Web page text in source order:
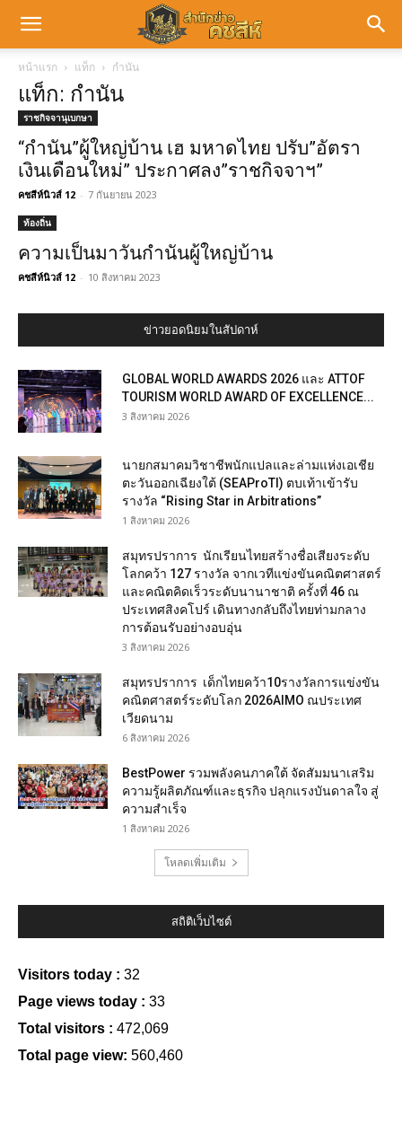
หน้าแรก แท็ก กำนัน
แท็ก: กำนัน
ราชกิจจานุเบกษา
“กำนัน”ผู้ใหญ่บ้าน เฮ มหาดไทย ปรับ”อัตรา
เงินเดือนใหม่” ประกาศลง”ราชกิจจาฯ”
คชสีห์นิวส์ 12 - 7 กันยายน 2023
ท้องถิ่น
ความเป็นมาวันกำนันผู้ใหญ่บ้าน
คชสีห์นิวส์ 12 - 10 สิงหาคม 2023
ข่าวยอดนิยมในสัปดาห์
GLOBAL WORLD AWARDS 2026 และ ATTOF
TOURISM WORLD AWARD OF EXCELLENCE...
3 สิงหาคม 2026
นายกสมาคมวิชาชีพนักแปลและล่ามแห่งเอเชีย
ตะวันออกเฉียงใต้ (SEAProTI) ตบเท้าเข้ารับ
รางวัล “Rising Star in Arbitrations”
1 สิงหาคม 2026
สมุทรปราการ นักเรียนไทยสร้างชื่อเสียงระดับ
โลกคว้า 127 รางวัล จากเวทีแข่งขันคณิตศาสตร์
และคณิตคิดเร็วระดับนานาชาติ ครั้งที่ 46 ณ
ประเทศสิงคโปร์ เดินทางกลับถึงไทยท่ามกลาง
การต้อนรับอย่างอบอุ่น
3 สิงหาคม 2026
สมุทรปราการ เด็กไทยคว้า10รางวัลการแข่งขัน
คณิตศาสตร์ระดับโลก 2026AIMO ณประเทศ
เวียดนาม
6 สิงหาคม 2026
BestPower รวมพลังคนภาคใต้ จัดสัมมนาเสริม
ความรู้ผลิตภัณฑ์และธุรกิจ ปลุกแรงบันดาลใจ สู่
ความสำเร็จ
1 สิงหาคม 2026
โหลดเพิ่มเติม
สถิติเว็บไซต์
Visitors today : 32
Page views today : 33
Total visitors : 472,069
Total page view: 560,460